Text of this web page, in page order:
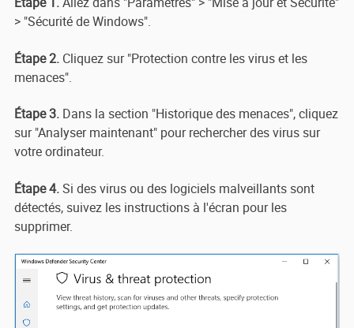
> "Sécurité de Windows".
Étape 2. Cliquez sur "Protection contre les virus et les
menaces".
Étape 3. Dans la section "Historique des menaces", cliquez
sur "Analyser maintenant" pour rechercher des virus sur
votre ordinateur.
Étape 4.Si des virus ou des logiciels malveillants sont
détectés, suivez les instructions à l'écran pour les
supprimer.